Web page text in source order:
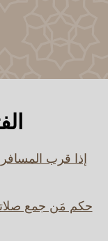
إذا قرب
حكم مَن جمع